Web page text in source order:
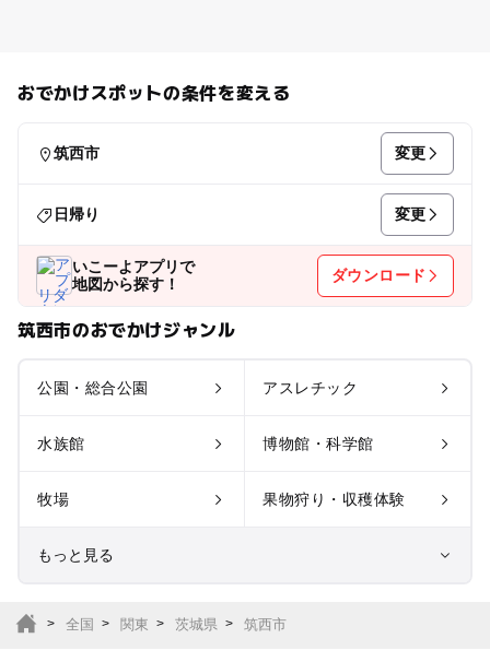
おでかけスポットの条件を変える
筑西市 変更
日帰り 変更
いこーよアプリで
地図から探す！
ダウンロード
筑西市のおでかけジャンル
公園・総合公園 アスレチック
水族館 博物館・科学館
牧場 果物狩り・収穫体験
もっと見る
全国 関東 茨城県 筑西市